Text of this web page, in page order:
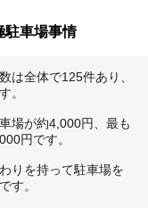
駐車場事情
は全体で125件あり、
。
場が約4,000円、最も
円です。
りを持って駐車場を
す。